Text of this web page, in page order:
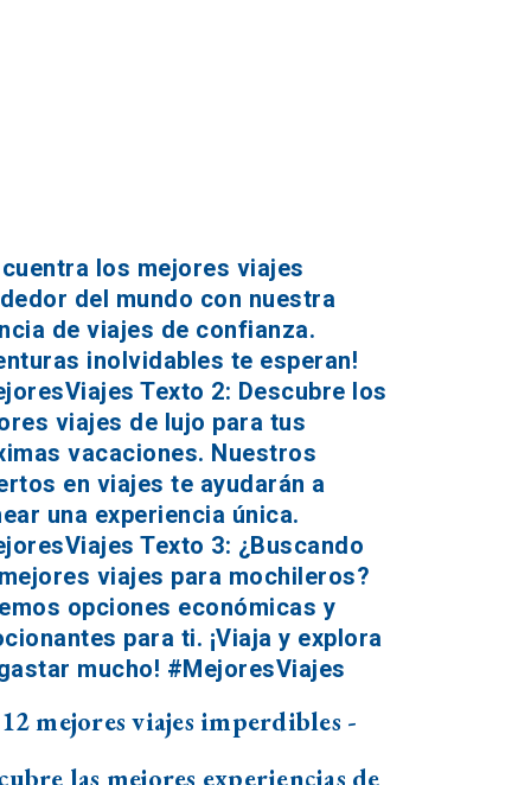
mejores viajes imperdibles -